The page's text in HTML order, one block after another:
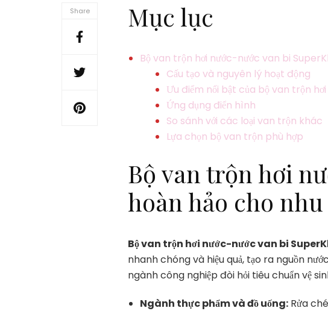
Share Mục lục
Bộ van trộn hơi nước-nước van bi
Cấu tạo và nguyên lý hoạt động
Ưu điểm nổi bật của bộ van trộn
Ứng dụng điển hình
So sánh với các loại van trộn khác
Lựa chọn bộ van trộn phù hợp
Bộ van trộn hơi
hoàn hảo cho
Bộ van trộn hơi nước-nước van bi
nhanh chóng và hiệu quả, tạo ra nguồn
ngành công nghiệp đòi hỏi tiêu chuẩn vệ
Ngành thực phẩm và đồ uống: Rửa